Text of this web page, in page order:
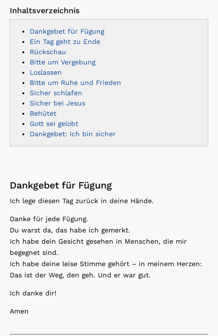
Inhaltsverzeichnis
Dankgebet für Fügung
Ein Tag geht zu Ende
Rückschau
Bitte um Vergebung
Loslassen
Bitte um Ruhe und Frieden
Sicher schlafen
Sicher bei Jesus
Behütet
Gott sei gelobt
Dankgebet: Ich bin sicher
Dankgebet für Fügung
Ich lege diesen Tag zurück in deine Hände.
Danke für jede Fügung.
Du warst da, das habe ich gemerkt.
Ich habe dein Gesicht gesehen in Menschen, die mir
begegnet sind.
Ich habe deine leise Stimme gehört – in meinem Herzen:
Das ist der Weg, den geh. Und er war gut.
Ich danke dir!
Amen